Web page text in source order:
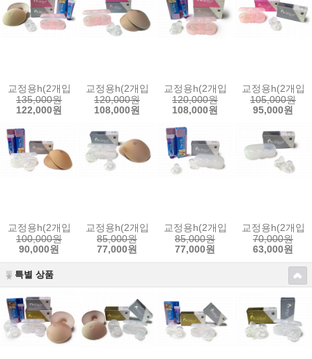
교정용h(2개입) + 교정용s(2개입) + 유두크림 + 보조패드
135,000원
122,000원
교정용h(2개입) + 교정용s(2개입) + 보조패드
120,000원
108,000원
교정용h(2개입) + 교정용s(2개입)
120,000원
108,000원
교정용h(2개입
105,000원
95,000원
교정용h(2개입) + 유두크림 + 보조패드
100,000원
90,000원
교정용h(2개입) + 보조패드
85,000원
77,000원
교정용h(2개입) + 유두크림
85,000원
77,000원
교정용h(2개입)
70,000원
63,000원
특별 상품